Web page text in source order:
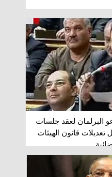
البرلمان لعقد جلسات
قانون الهيئات